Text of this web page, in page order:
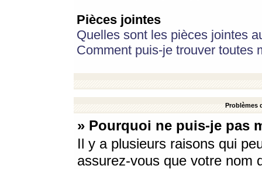
Pièces jointes
Quelles sont les pièces jointes
Comment puis-je trouver toutes
Problèmes
» Pourquoi ne puis-je pas
Il y a plusieurs raisons qui
assurez-vous que votre nom